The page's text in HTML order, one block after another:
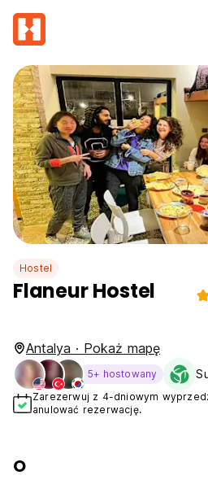
Hostel
Flaneur Hostel
Antalya · Pokaż mapę
5+ hostowany
Zarezerwuj z 4-dniowym
anulować rezerwację.
O